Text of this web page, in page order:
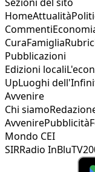
HomeAttualità
Commenti
CuraFamiglia
Pubblicazioni
Edizioni locali
UpLuoghi
Avvenire
Chi siamo
AvvenirePubblicità
Mondo CEI
SIRRadio InBlu